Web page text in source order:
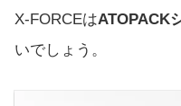
X-FORCEはATOPACK
いでしょう。